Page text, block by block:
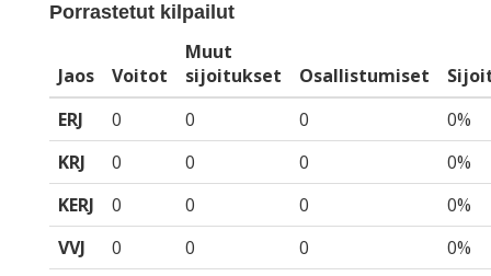
Porrastetut kilpailut
Jaos Voitot
Muut
sijoitukset
Osallistumiset
ERJ
0 0 0
0%
KRJ
0 0 0
0%
KERJ
0 0 0
0%
VVJ
0 0 0
0%